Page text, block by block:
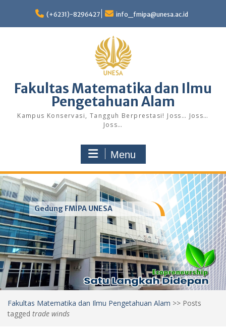
content
(+6231)-8296427 info_fmipa@unesa.ac.id
Fakultas Matematika dan Ilmu
Pengetahuan Alam
Kampus Konservasi, Tangguh Berprestasi! Joss… Joss…
Joss…
Menu
Gedung FMIPA UNESA
Fakultas Matematika dan Ilmu Pengetahuan Alam >> Posts
tagged trade winds